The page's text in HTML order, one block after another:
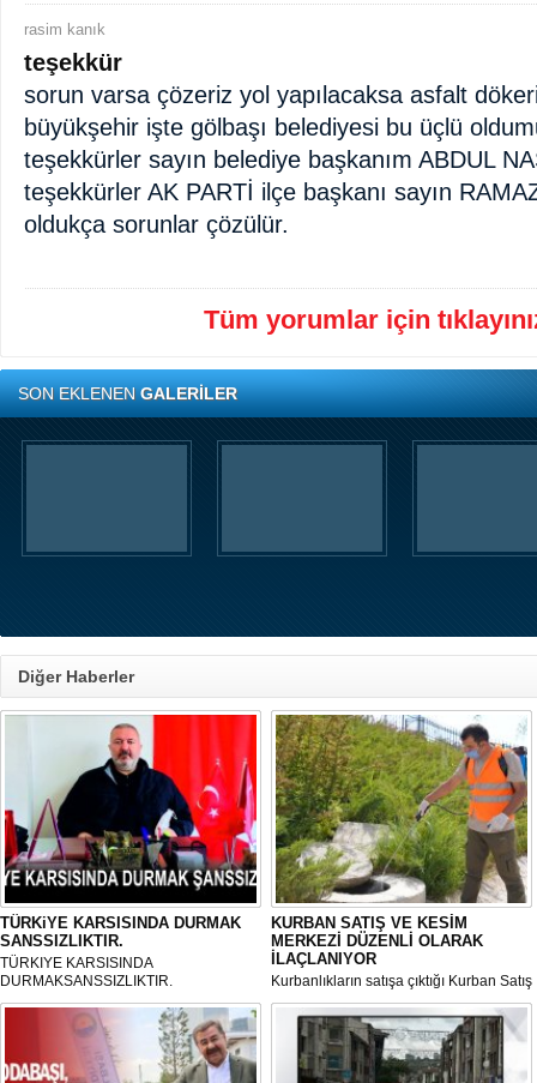
rasim kanık
teşekkür
sorun varsa çözeriz yol yapılacaksa asfalt
büyükşehir işte gölbaşı belediyesi bu üçlü
teşekkürler sayın belediye başkanım ABDUL
teşekkürler AK PARTİ ilçe başkanı sayın
oldukça sorunlar çözülür.
Tüm yorumlar için
SON EKLENENGALERİLER
Diğer Haberler
TÜRKiYE KARSISINDA DURMAK
SANSSIZLIKTIR.
TÜRKIYE KARSISINDA
DURMAKSANSSIZLIKTIR.
KURBAN SATIŞ VE KESİM
MERKEZİ DÜZENLİ OLARAK
İLAÇLANIYOR
Kurbanlıkların satışa çıktığı Kurban Satış
ve Kesim Merkezi, haşere ve
mikropların önüne geçilmesi amacıyla
her gün Gölbaşı Belediyesi ekipleri
tarafından düzenli olarak ilaçlanıyor.